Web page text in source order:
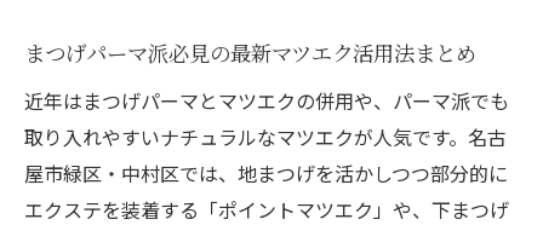
まつげパーマ派必見の最新マツエク活用法まとめ
近年はまつげパーマとマツエクの併用や、パーマ派でも
取り入れやすいナチュラルなマツエクが人気です。名古
屋市緑区・中村区では、地まつげを活かしつつ部分的に
エクステを装着する「ポイントマツエク」や、下まつげ